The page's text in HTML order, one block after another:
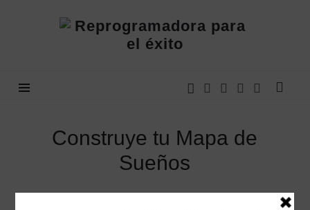
Reprogramadora
Construye tu Mapa de
Sueños